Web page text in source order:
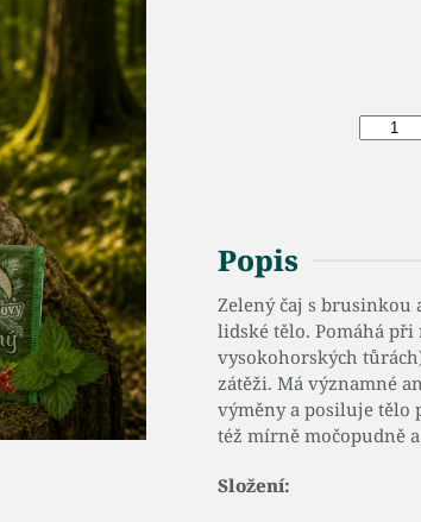
Popis
Zelený čaj s brusinkou
lidské tělo. Pomáhá při
vysokohorských
zátěži. Má významné
výměny a posiluje tělo
též mírně močopudně
Složení: